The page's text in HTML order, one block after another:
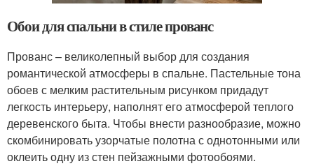
Обои для спальни в стиле прованс
Прованс – великолепный выбор для создания
романтической атмосферы в спальне. Пастельные тона
обоев с мелким растительным рисунком придадут
легкость интерьеру, наполнят его атмосферой теплого
деревенского быта. Чтобы внести разнообразие, можно
скомбинировать узорчатые полотна с однотонными или
оклеить одну из стен пейзажными фотообоями.